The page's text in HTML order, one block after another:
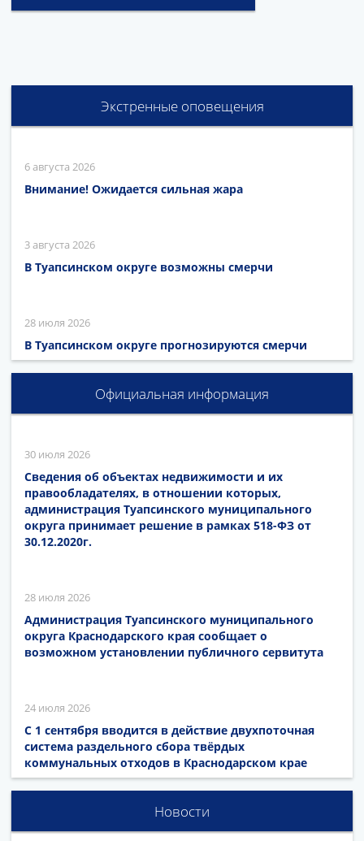
Экстренные оповещения
6 августа 2026
Внимание! Ожидается сильная жара
3 августа 2026
В Туапсинском округе возможны смерчи
28 июля 2026
В Туапсинском округе прогнозируются смерчи
Официальная информация
30 июля 2026
Сведения об объектах недвижимости и их
правообладателях, в отношении которых,
администрация Туапсинского муниципального
округа принимает решение в рамках 518-ФЗ от
30.12.2020г.
28 июля 2026
Администрация Туапсинского муниципального
округа Краснодарского края сообщает о
возможном установлении публичного сервитута
24 июля 2026
С 1 сентября вводится в действие двухпоточная
система раздельного сбора твёрдых
коммунальных отходов в Краснодарском крае
Новости